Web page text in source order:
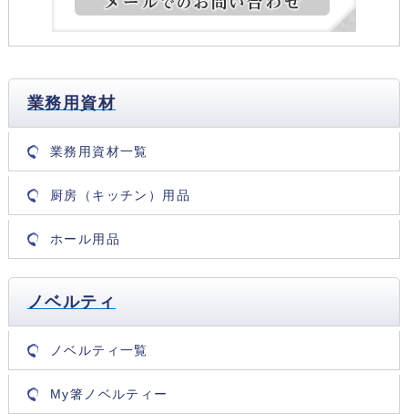
業務用資材
業務用資材一覧
厨房（キッチン）用品
ホール用品
ノベルティ
ノベルティ一覧
My箸ノベルティー